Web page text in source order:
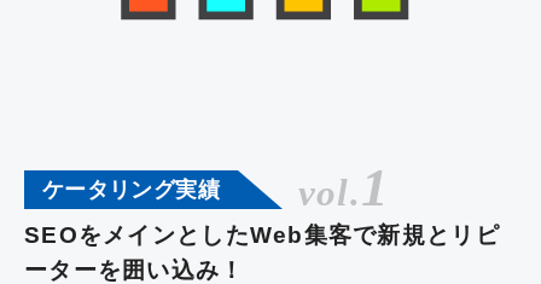
ケータリング実績 vol.1
SEOをメインとしたWeb集客で新規とリピ
ーターを囲い込み！